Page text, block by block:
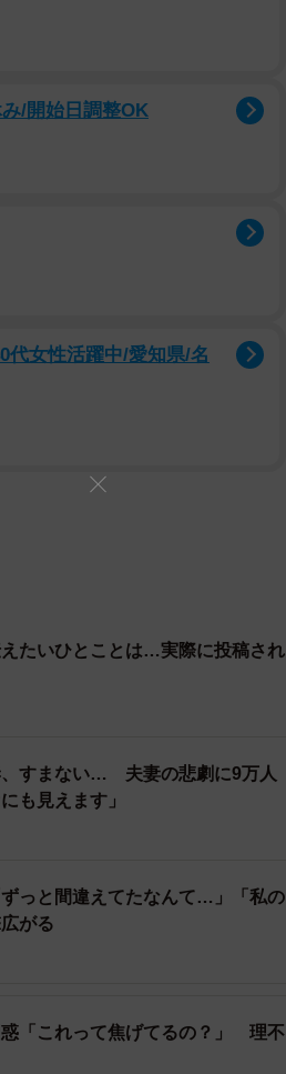
/開始日調整OK
代女性活躍中/愛知県/名
えたいひとことは…実際に投稿され
、すまない… 夫妻の悲劇に9万人
も見えます」
っと間違えてたなんて…」「私の
がる
「これって焦げてるの？」 理不